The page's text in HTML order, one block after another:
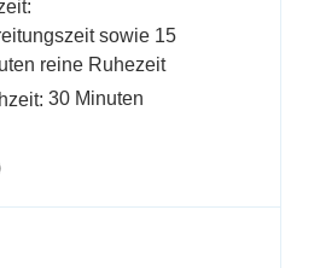
sowie 15
reine Ruhezeit
30 Minuten